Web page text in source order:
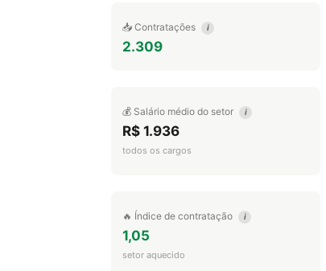
📥 Contratações i
2.309
💰 Salário médio do setor i
R$ 1.936
todos os cargos
🔥 Índice de contratação i
1,05
setor aquecido